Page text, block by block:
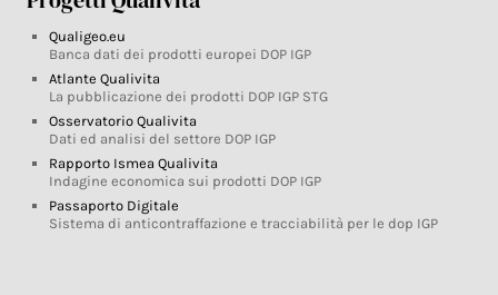
Qualigeo.eu
Banca dati dei prodotti europei DOP IGP
Atlante Qualivita
La pubblicazione dei prodotti DOP IGP STG
Osservatorio Qualivita
Dati ed analisi del settore DOP IGP
Rapporto Ismea Qualivita
Indagine economica sui prodotti DOP IGP
Passaporto Digitale
Sistema di anticontraffazione e tracciabilità per le dop IGP